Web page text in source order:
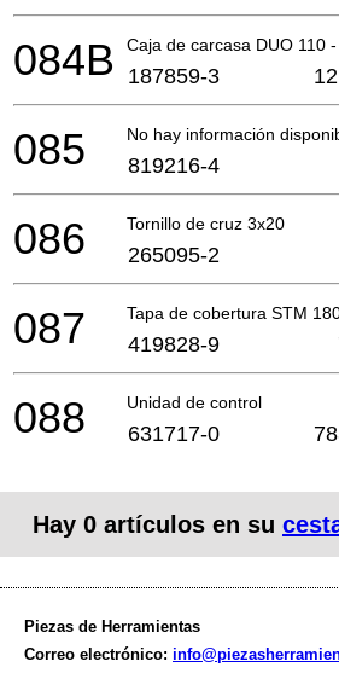
Caja de carcasa DUO 110 -
084B 187859-3
No hay información
085 819216-4
Tornillo de cruz 3x20
086 265095-2
Tapa de cobertura STM
087 419828-9
Unidad de control
088 631717-0
Hay 0 artículos en su
Piezas de Herramientas
Correo electrónico: